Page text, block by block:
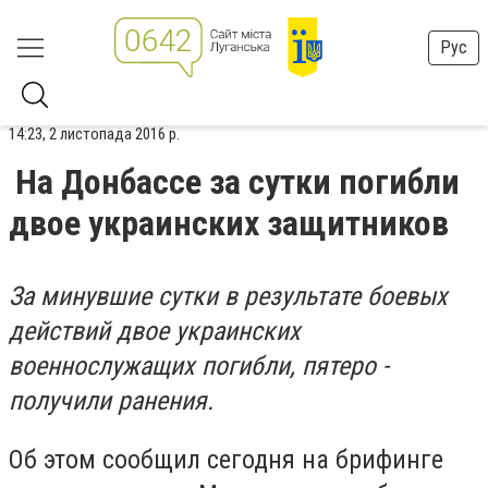
Рус
14:23, 2 листопада 2016 р.
На Донбассе за сутки погибли
двое украинских защитников
За минувшие сутки в результате боевых
действий двое украинских
военнослужащих погибли, пятеро -
получили ранения.
Об этом сообщил сегодня на брифинге